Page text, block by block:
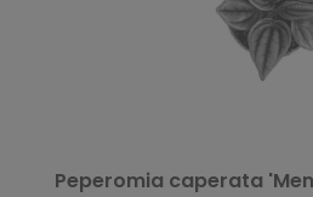
Peperomia caperata